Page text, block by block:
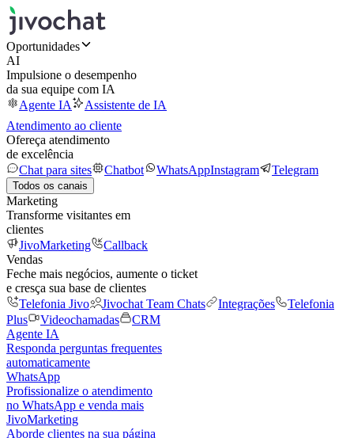
Oportunidades
AI
Impulsione o desempenho
da sua equipe com IA
Agente IA
Assistente de IA
Atendimento ao cliente
Ofereça atendimento
de excelência
Chat para sites
Chatbot WhatsAppInstagram Telegram
Todos os canais
Marketing
Transforme visitantes em
clientes
JivoMarketing
Callback
Vendas
Feche mais negócios, aumente o ticket
e cresça sua base de clientes
Telefonia Jivo
Jivochat Team Chats Integrações
Telefonia
Plus
Videochamadas
CRM
Agente IA
Responda perguntas frequentes
automaticamente
WhatsApp
Profissionalize o atendimento
no WhatsApp e venda mais
JivoMarketing
Aborde clientes na sua página